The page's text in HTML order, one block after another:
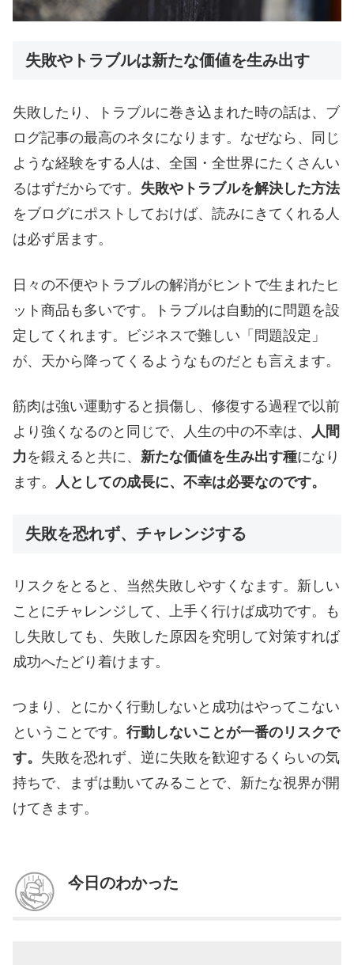
失敗やトラブルは新たな価値を生み出す
失敗したり、トラブルに巻き込まれた時の話は、ブ
ログ記事の最高のネタになります。なぜなら、同じ
ような経験をする人は、全国・全世界にたくさんい
るはずだからです。 失敗やトラブルを解決した方法
をブログにポストしておけば、読みにきてくれる人
は必ず居ます。
日々の不便やトラブルの解消がヒントで生まれたヒ
ット商品も多いです。トラブルは自動的に問題を設
定してくれます。ビジネスで難しい「問題設定」
が、天から降ってくるようなものだとも言えます。
筋肉は強い運動すると損傷し、修復する過程で以前
より強くなるのと同じで、人生の中の不幸は、
人間
力 を鍛えると共に、 新たな価値を生み出す種になり
ます。
人としての成長に、不幸は必要なのです。
失敗を恐れず、チャレンジする
リスクをとると、当然失敗しやすくなます。新しい
ことにチャレンジして、上手く行けば成功です。も
し失敗しても、失敗した原因を究明して対策すれば
成功へたどり着けます。
つまり、とにかく行動しないと成功はやってこない
ということです。 行動しないことが一番のリスクで
す。 失敗を恐れず、逆に失敗を歓迎するくらいの気
持ちで、まずは動いてみることで、新たな視界が開
けてきます。
今日のわかった